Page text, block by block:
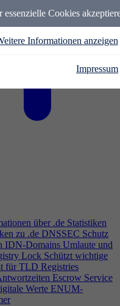
essenzielle Cookies
Informationen anzeigen
Impressum
über .de Statistiken
zu .de DNSSEC Schutz
IDN-Domains Umlaute und
Lock Schützt wichtige
für TLD Registries
Escrow Service
Werte ENUM-